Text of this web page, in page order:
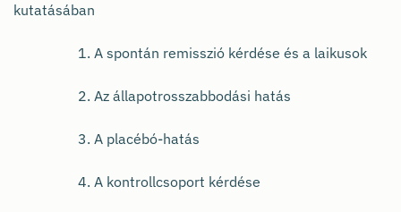
kutatásában
1. A spontán remisszió kérdése és a laikusok
2. Az állapotrosszabbodási hatás
3. A placébó-hatás
4. A kontrollcsoport kérdése